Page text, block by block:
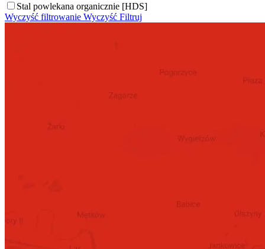
Stal powlekana organicznie [HDS]
Wyczyść filtrowanie Wyczyść Filtruj